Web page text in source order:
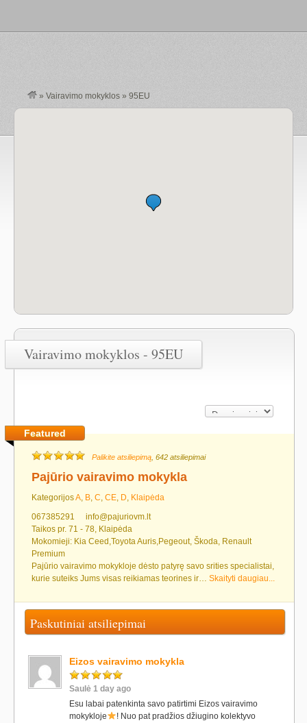
» Vairavimo mokyklos » 95EU
Vairavimo mokyklos - 95EU
Featured
Palikite atsiliepimą , 642 atsiliepimai
Pajūrio vairavimo mokykla
KategorijosA, B, C, CE, D, Klaipėda
067385291
info@pajuriovm.lt
Taikos pr. 71 - 78, Klaipėda
Mokomieji: Kia Ceed,Toyota Auris,Pegeout, Škoda, Renault
Premium
Pajūrio vairavimo mokykloje dėsto patyrę savo srities specialistai,
kurie suteiks Jums visas reikiamas teorines ir… Skaityti daugiau...
Paskutiniai atsiliepimai
Eizos vairavimo mokykla
Saulė 1 day ago
Esu labai patenkinta savo patirtimi Eizos vairavimo
mokykloje
! Nuo pat pradžios džiugino kolektyvo